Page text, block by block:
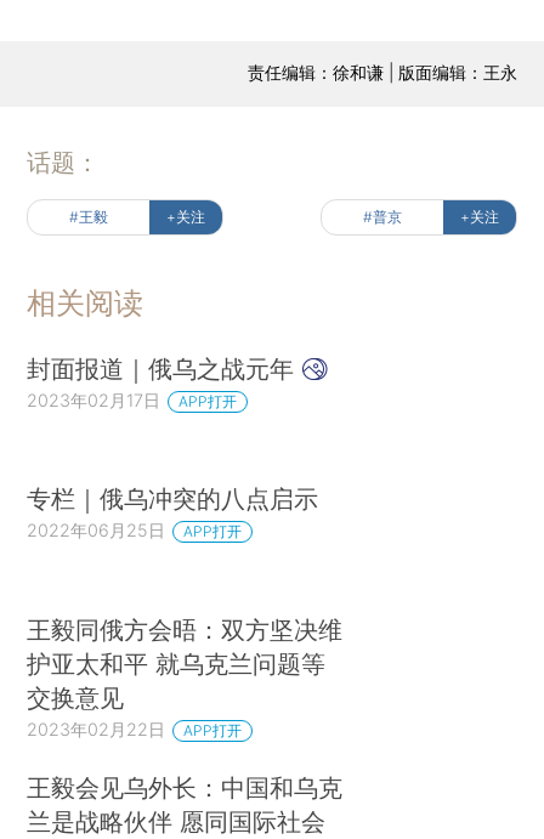
责任编辑：徐和谦 | 版面编辑：王永
话题：
#王毅 +关注 #普京 +关注
相关阅读
封面报道｜俄乌之战元年
2023年02月17日 APP打开
专栏｜俄乌冲突的八点启示
2022年06月25日 APP打开
王毅同俄方会晤：双方坚决维
护亚太和平 就乌克兰问题等
交换意见
2023年02月22日 APP打开
王毅会见乌外长：中国和乌克
兰是战略伙伴 愿同国际社会